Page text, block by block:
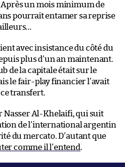
Après un mois minimum de
pourrait entamer sa reprise
avec insistance du côté du
plus d’un an maintenant.
de la capitale était sur le
le fair-play financier l’avait
transfert.
Nasser Al-Khelaifi, qui suit
de l’international argentin
du mercato. D’autant que
comme il l’entend .